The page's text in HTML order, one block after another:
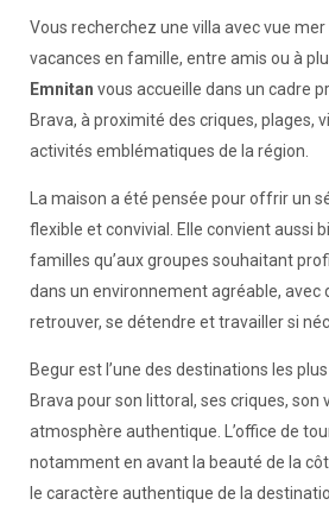
Vous recherchez une villa avec vue
vacances en famille, entre amis ou à
Emnitan vous accueille dans un cadre
Brava, à proximité des criques, plages,
activités emblématiques de la région.
La maison a été pensée pour offrir un
flexible et convivial. Elle convient aussi
familles qu’aux groupes souhaitant
dans un environnement agréable, avec
retrouver, se détendre et travailler si
Begur est l’une des destinations les
Brava pour son littoral, ses criques, son
atmosphère authentique. L’office de
notamment en avant la beauté de la
le caractère authentique de la